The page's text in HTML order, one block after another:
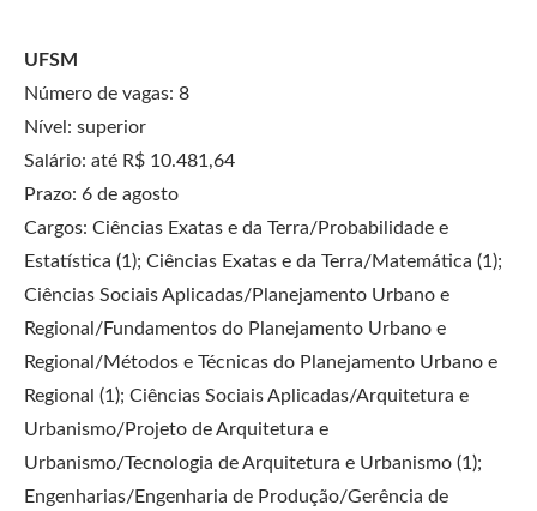
UFSM
Número de vagas: 8
Nível: superior
Salário: até R$ 10.481,64
Prazo: 6 de agosto
Cargos: Ciências Exatas e da Terra/Probabilidade e
Estatística (1); Ciências Exatas e da Terra/Matemática (1);
Ciências Sociais Aplicadas/Planejamento Urbano e
Regional/Fundamentos do Planejamento Urbano e
Regional/Métodos e Técnicas do Planejamento Urbano e
Regional (1); Ciências Sociais Aplicadas/Arquitetura e
Urbanismo/Projeto de Arquitetura e
Urbanismo/Tecnologia de Arquitetura e Urbanismo (1);
Engenharias/Engenharia de Produção/Gerência de